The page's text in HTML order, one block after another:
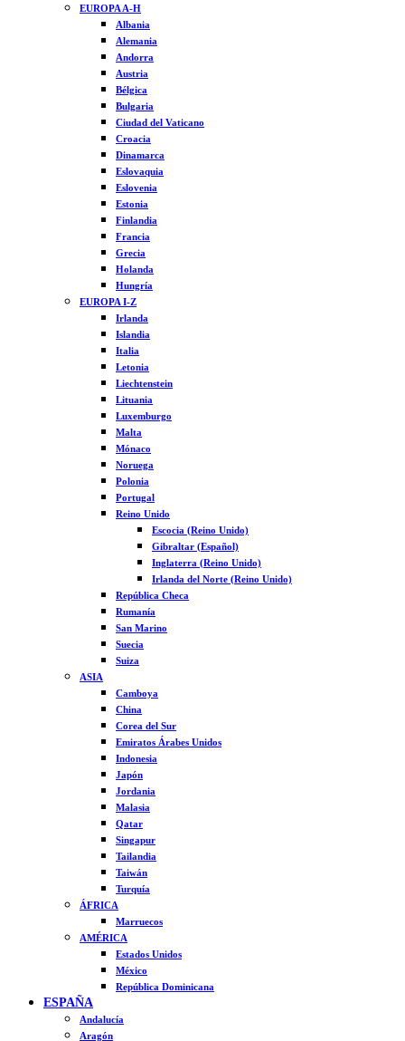
EUROPA A-H
Albania
Alemania
Andorra
Austria
Bélgica
Bulgaria
Ciudad del Vaticano
Croacia
Dinamarca
Eslovaquia
Eslovenia
Estonia
Finlandia
Francia
Grecia
Holanda
Hungría
EUROPA I-Z
Irlanda
Islandia
Italia
Letonia
Liechtenstein
Lituania
Luxemburgo
Malta
Mónaco
Noruega
Polonia
Portugal
Reino Unido
Escocia (Reino Unido)
Gibraltar (Español)
Inglaterra (Reino Unido)
Irlanda del Norte (Reino Unido)
República Checa
Rumanía
San Marino
Suecia
Suiza
ASIA
Camboya
China
Corea del Sur
Emiratos Árabes Unidos
Indonesia
Japón
Jordania
Malasia
Qatar
Singapur
Tailandia
Taiwán
Turquía
ÁFRICA
Marruecos
AMÉRICA
Estados Unidos
México
República Dominicana
ESPAÑA
Andalucía
Aragón